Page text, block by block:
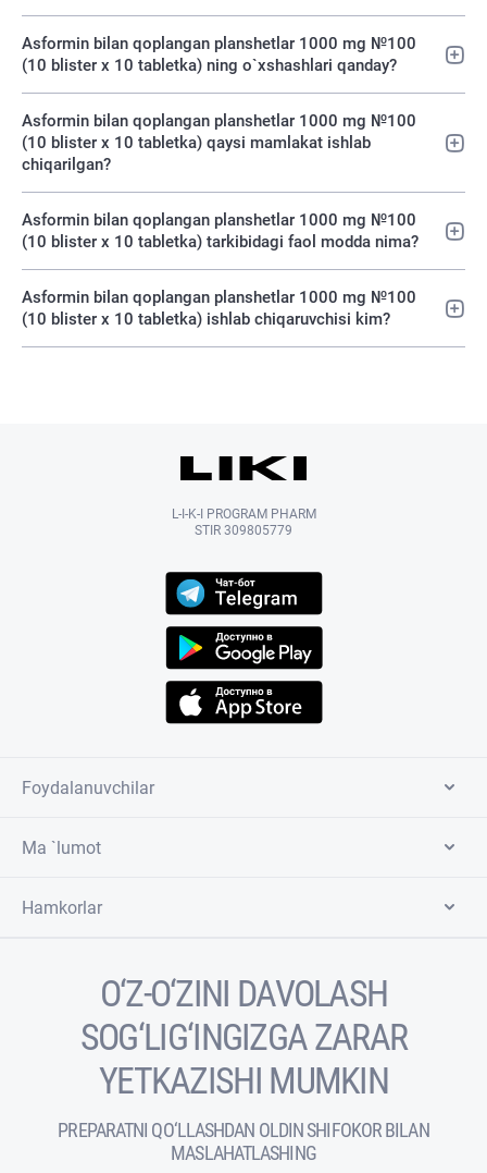
Asformin bilan qoplangan planshetlar 1000 mg №100
(10 blister х 10 tabletka) ning o`xshashlari qanday?
Asformin bilan qoplangan planshetlar 1000 mg №100
(10 blister х 10 tabletka) qaysi mamlakat ishlab
chiqarilgan?
Asformin bilan qoplangan planshetlar 1000 mg №100
(10 blister х 10 tabletka) tarkibidagi faol modda nima?
Asformin bilan qoplangan planshetlar 1000 mg №100
(10 blister х 10 tabletka) ishlab chiqaruvchisi kim?
L-I-K-I PROGRAM PHARM
STIR 309805779
Foydalanuvchilar
Ma `lumot
Hamkorlar
O‘Z-O‘ZINI DAVOLASH
SOG‘LIG‘INGIZGA ZARAR
YETKAZISHI MUMKIN
PREPARATNI QO‘LLASHDAN OLDIN SHIFOKOR BILAN
MASLAHATLASHING